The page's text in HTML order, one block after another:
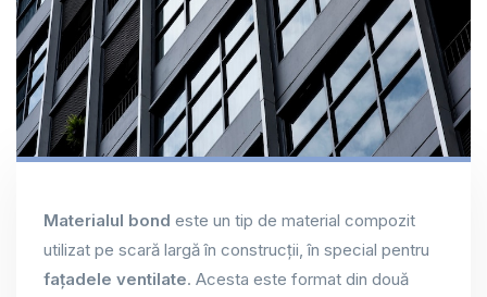
Materialul bond este un tip de material compozit
utilizat pe scară largă în construcții, în special pentru
fațadele ventilate. Acesta este format din două